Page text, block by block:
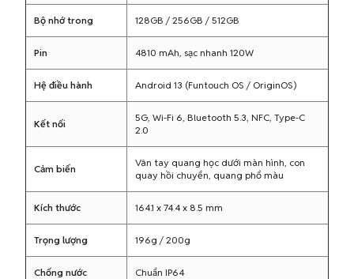
Bộ nhớ trong 128GB / 256GB / 512GB
Pin 4810 mAh, sạc nhanh 120W
Hệ điều hành Android 13 (Funtouch OS / OriginOS)
Kết nối
5G, Wi-Fi 6, Bluetooth 5.3, NFC, Type-C
2.0
Cảm biến
Vân tay quang học dưới màn hình, con
quay hồi chuyển, quang phổ màu
Kích thước 164.1 x 74.4 x 8.5 mm
Trọng lượng 196g / 200g
Chống nước Chuẩn IP64